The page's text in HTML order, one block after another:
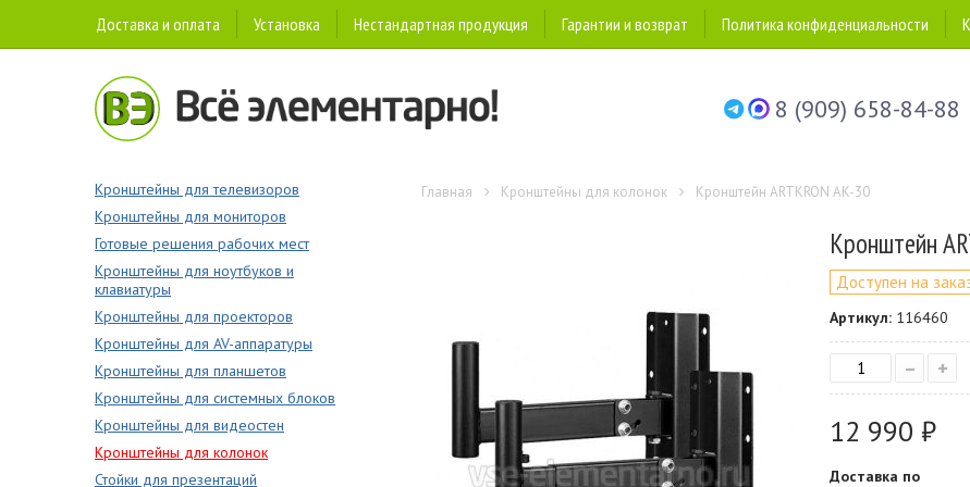
Доставка и оплата Установка Нестандартная продукция Гарантии и возврат Политика конфиденциальности
8 (909) 658-84-88
Кронштейны для телевизоров
Кронштейны для мониторов
Готовые решения рабочих мест
Кронштейны для ноутбуков и
клавиатуры
Кронштейны для проекторов
Кронштейны для AV-аппаратуры
Кронштейны для планшетов
Кронштейны для системных блоков
Кронштейны для видеостен
Кронштейны для колонок
Стойки для презентаций
Главная Кронштейны для колонок Кронштейн ARTKRON AK-30
Кронштейн
Доступен на
Артикул: 116460
– +
12 990 ₽
Доставка по